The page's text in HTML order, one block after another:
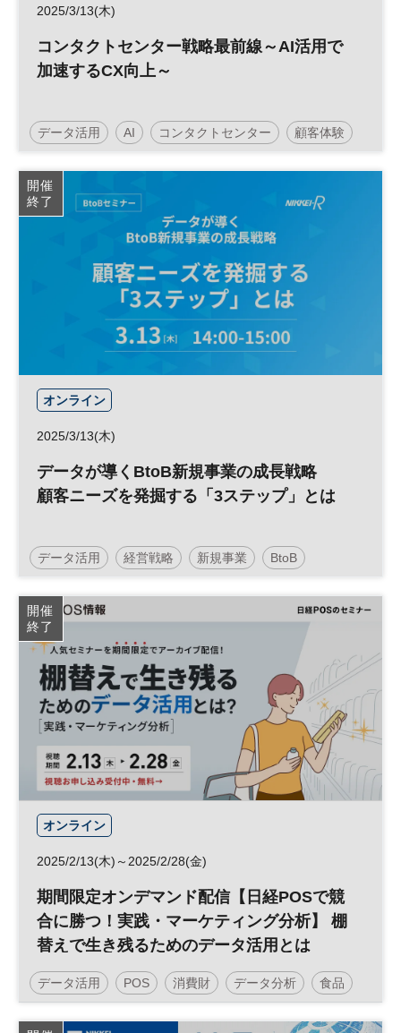
2025/3/13(木)
コンタクトセンター戦略最前線～AI活用で
加速するCX向上～
データ活用 AI コンタクトセンター 顧客体験
テクノロジー CX データ
日経メッセプレミアム・カンファレンス・シリーズ
日経プレミアム・カンファレンス・シリーズ
開催
終了
オンライン
2025/3/13(木)
データが導くBtoB新規事業の成長戦略
顧客ニーズを発掘する「3ステップ」とは
データ活用 経営戦略 新規事業 BtoB
マーケティング データ BtoBマーケティング
参加無料
開催
終了
オンライン
2025/2/13(木)～2025/2/28(金)
期間限定オンデマンド配信【日経POSで競
合に勝つ！実践・マーケティング分析】 棚
替えで生き残るためのデータ活用とは
データ活用 POS 消費財 データ分析 食品
マーケティング データ
参加無料